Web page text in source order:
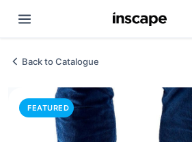
Back to Catalogue
FEATURED